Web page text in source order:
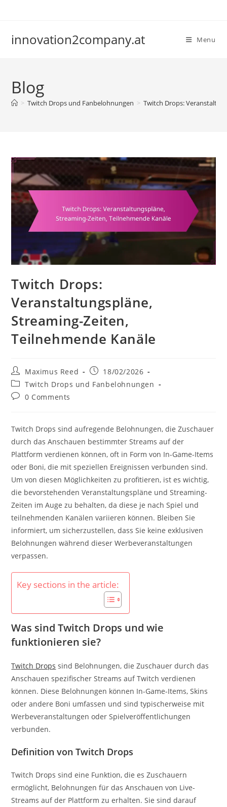
innovation2company.at Menu
Blog
> Twitch Drops und Fanbelohnungen > Twitch Drops:
Twitch Drops:
Veranstaltungspläne,
Streaming-Zeiten,
Teilnehmende Kanäle
Post
author:
Maximus Reed
Post
published:
18/02/2026
Post
category:
Twitch Drops und Fanbelohnungen
Post0 Comments
Twitch Drops sind aufregende Belohnungen, die Zuschauer
durch das Anschauen bestimmter Streams auf der
Plattform verdienen können, oft in Form von In-Game-Items
oder Boni, die mit speziellen Ereignissen verbunden sind.
Um von diesen Möglichkeiten zu profitieren, ist es wichtig,
die bevorstehenden Veranstaltungspläne und Streaming-
Zeiten im Auge zu behalten, da diese je nach Spiel und
teilnehmenden Kanälen variieren können. Bleiben Sie
informiert, um sicherzustellen, dass Sie keine exklusiven
Belohnungen während dieser Werbeveranstaltungen
verpassen.
Key sections in the article:
Was sind Twitch Drops und wie
funktionieren sie?
Twitch Drops sind Belohnungen, die Zuschauer durch das
Anschauen spezifischer Streams auf Twitch verdienen
können. Diese Belohnungen können In-Game-Items, Skins
oder andere Boni umfassen und sind typischerweise mit
Werbeveranstaltungen oder Spielveröffentlichungen
verbunden.
Definition von Twitch Drops
Twitch Drops sind eine Funktion, die es Zuschauern
ermöglicht, Belohnungen für das Anschauen von Live-
Streams auf der Plattform zu erhalten. Sie sind darauf